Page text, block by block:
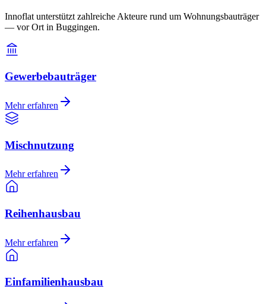
Innoflat unterstützt zahlreiche Akteure rund um Wohnungsbauträger
— vor Ort in Buggingen.
Gewerbebauträger
Mehr erfahren
Mischnutzung
Mehr erfahren
Reihenhausbau
Mehr erfahren
Einfamilienhausbau